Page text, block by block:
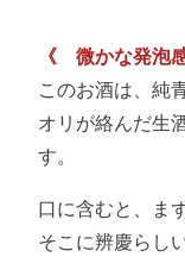
《 微かな発泡
このお酒は、純
オリが絡んだ生
す。
口に含むと、ま
そこに辨慶らし